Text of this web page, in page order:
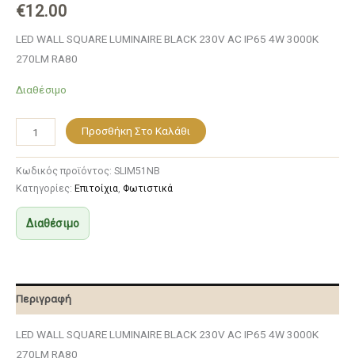
€12.00
LED WALL SQUARE LUMINAIRE BLACK 230V AC IP65 4W 3000K
270LM RA80
Διαθέσιμο
Προσθήκη Στο Καλάθι
Κωδικός προϊόντος: SLIM51NB
Κατηγορίες: Επιτοίχια, Φωτιστικά
Διαθέσιμο
Περιγραφή
LED WALL SQUARE LUMINAIRE BLACK 230V AC IP65 4W 3000K
270LM RA80